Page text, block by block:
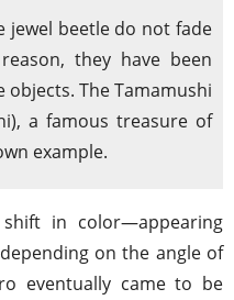
jewel beetle do not fade
they have been
The Tamamushi
a famous treasure of
example.
shift in color—appearing
on the angle of
eventually came to be